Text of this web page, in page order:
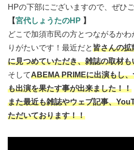
HPの下部にございますので、ぜひ
【宮代しょうたのHP 】
どこで加須市民の方とつながるか
りがたいです！最近だと皆さんの拡
に見つめていただき、雑誌の取材
そしてABEMA PRIMEに出演もし
も出演を果たす事が出来ました！！
また最近も雑誌やウェブ記事、
ただいております！！